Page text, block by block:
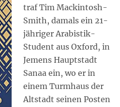
traf Tim Mackintosh-
Smith, damals ein 21-
jähriger Arabistik-
Student aus Oxford, in
Jemens Hauptstadt
Sanaa ein, wo er in
einem Turmhaus der
Altstadt seinen Posten